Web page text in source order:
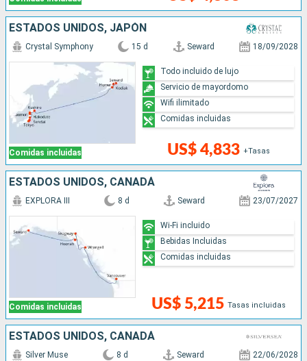
ESTADOS UNIDOS, JAPÓN
Comidas incluidas
Crystal Symphony 15 d Seward 18/09/2028
US$ 4,833 +Tasas
Todo incluido de lujo
Servicio de mayordomo
Wifi ilimitado
Comidas incluidas
ESTADOS UNIDOS, CANADÁ
Comidas incluidas
EXPLORA III 8 d Seward 23/07/2027
US$ 5,215 Tasas incluidas
Wi-Fi incluido
Bebidas Incluidas
Comidas incluidas
ESTADOS UNIDOS, CANADÁ
Silver Muse 8 d Seward 22/06/2028